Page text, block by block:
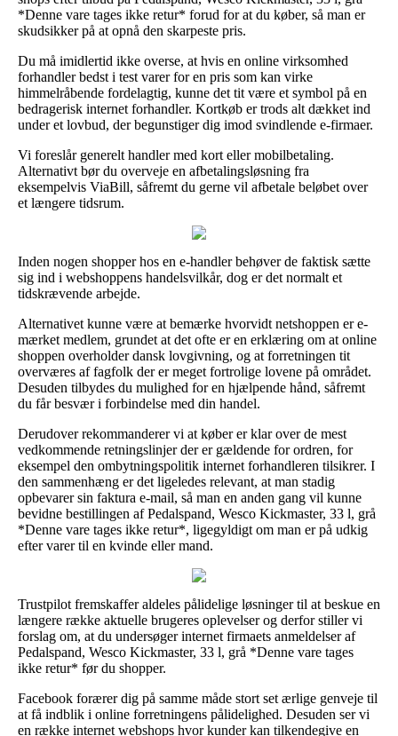
*Denne vare tages ikke retur* forud for at du køber, så man er
skudsikker på at opnå den skarpeste pris.
Du må imidlertid ikke overse, at hvis en online virksomhed
forhandler bedst i test varer for en pris som kan virke
himmelråbende fordelagtig, kunne det tit være et symbol på en
bedragerisk internet forhandler. Kortkøb er trods alt dækket ind
under et lovbud, der begunstiger dig imod svindlende e-firmaer.
Vi foreslår generelt handler med kort eller mobilbetaling.
Alternativt bør du overveje en afbetalingsløsning fra
eksempelvis ViaBill, såfremt du gerne vil afbetale beløbet over
et længere tidsrum.
Inden nogen shopper hos en e-handler behøver de faktisk sætte
sig ind i webshoppens handelsvilkår, dog er det normalt et
tidskrævende arbejde.
Alternativet kunne være at bemærke hvorvidt netshoppen er e-
mærket medlem, grundet at det ofte er en erklæring om at online
shoppen overholder dansk lovgivning, og at forretningen tit
overværes af fagfolk der er meget fortrolige lovene på området.
Desuden tilbydes du mulighed for en hjælpende hånd, såfremt
du får besvær i forbindelse med din handel.
Derudover rekommanderer vi at køber er klar over de mest
vedkommende retningslinjer der er gældende for ordren, for
eksempel den ombytningspolitik internet forhandleren tilsikrer. I
den sammenhæng er det ligeledes relevant, at man stadig
opbevarer sin faktura e-mail, så man en anden gang vil kunne
bevidne bestillingen af Pedalspand, Wesco Kickmaster, 33 l, grå
*Denne vare tages ikke retur*, ligegyldigt om man er på udkig
efter varer til en kvinde eller mand.
Trustpilot fremskaffer aldeles pålidelige løsninger til at beskue en
længere række aktuelle brugeres oplevelser og derfor stiller vi
forslag om, at du undersøger internet firmaets anmeldelser af
Pedalspand, Wesco Kickmaster, 33 l, grå *Denne vare tages
ikke retur* før du shopper.
Facebook forærer dig på samme måde stort set ærlige genveje til
at få indblik i online forretningens pålidelighed. Desuden ser vi
en række internet webshops hvor kunder kan tilkendegive en